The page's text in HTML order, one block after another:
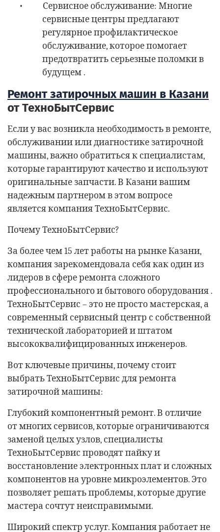
•
Сервисное обслуживание: Многие
сервисные центры предлагают
регулярное профилактическое
обслуживание, которое помогает
предотвратить серьезные поломки в
будущем .
Ремонт затирочных машин в Казани
от ТехноБытСервис
Если у вас возникла необходимость в ремонте,
обслуживании или диагностике затирочной
машины, важно обратиться к специалистам,
которые гарантируют качество и используют
оригинальные запчасти. В Казани вашим
надежным партнером в этом вопросе
является компания ТехноБытСервис.
Почему ТехноБытСервис?
За более чем 15 лет работы на рынке Казани,
компания зарекомендовала себя как один из
лидеров в сфере ремонта сложного
профессионального и бытового оборудования .
ТехноБытСервис – это не просто мастерская, а
современный сервисный центр с собственной
технической лабораторией и штатом
высококвалифицированных инженеров.
Вот ключевые причины, почему стоит
выбрать ТехноБытСервис для ремонта
затирочной машины:
Глубокий компонентный ремонт. В отличие
от многих сервисов, которые ограничиваются
заменой целых узлов, специалисты
ТехноБытСервис проводят пайку и
восстановление электронных плат и сложных
компонентов на уровне микроэлементов. Это
позволяет решать проблемы, которые другие
мастера сочтут неисправимыми.
Широкий спектр услуг. Компания работает не